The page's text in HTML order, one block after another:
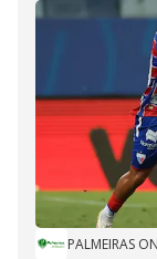
PALMEIRAS